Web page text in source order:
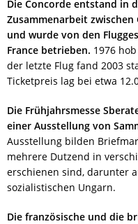
Die Concorde entstand in
Zusammenarbeit
und wurde von den
France betrieben. 1976
der letzte Flug fand 2003
Ticketpreis lag bei etwa
Die Frühjahrsmesse
einer Ausstellung von
Ausstellung bilden
mehrere Dutzend in
erschienen sind, darunter
sozialistischen Ungarn.
Die französische und die